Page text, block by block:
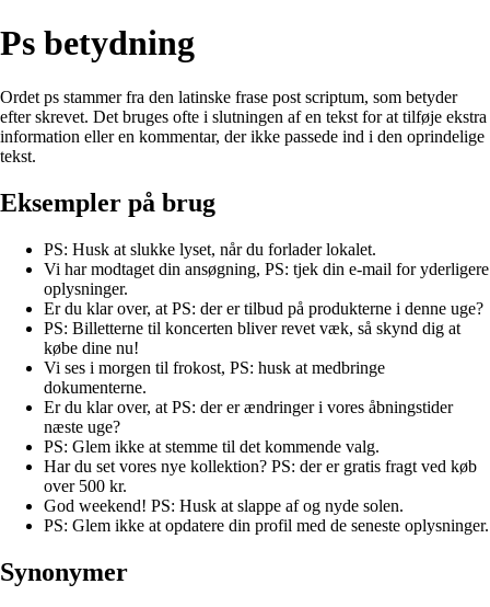
Ps betydning
Ordet ps stammer fra den latinske frase post scriptum, som betyder
efter skrevet. Det bruges ofte i slutningen af en tekst for at tilføje ekstra
information eller en kommentar, der ikke passede ind i den oprindelige
tekst.
Eksempler på brug
PS: Husk at slukke lyset, når du forlader lokalet.
Vi har modtaget din ansøgning, PS: tjek din e-mail for yderligere
oplysninger.
Er du klar over, at PS: der er tilbud på produkterne i denne uge?
PS: Billetterne til koncerten bliver revet væk, så skynd dig at
købe dine nu!
Vi ses i morgen til frokost, PS: husk at medbringe
dokumenterne.
Er du klar over, at PS: der er ændringer i vores åbningstider
næste uge?
PS: Glem ikke at stemme til det kommende valg.
Har du set vores nye kollektion? PS: der er gratis fragt ved køb
over 500 kr.
God weekend! PS: Husk at slappe af og nyde solen.
PS: Glem ikke at opdatere din profil med de seneste oplysninger.
Synonymer